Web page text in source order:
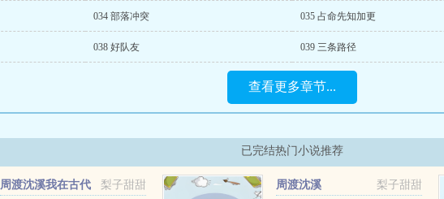
034 部落冲突 035 占命先知加更
038 好队友 039 三条路径
查看更多章节...
已完结热门小说推荐
梨子甜甜
周渡沈溪我在古代
梨子甜甜
周渡沈溪